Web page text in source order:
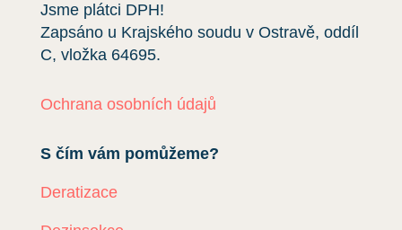
Jsme plátci DPH!
Zapsáno u Krajského soudu v Ostravě, oddíl
C, vložka 64695.
Ochrana osobních údajů
S čím vám pomůžeme?
Deratizace